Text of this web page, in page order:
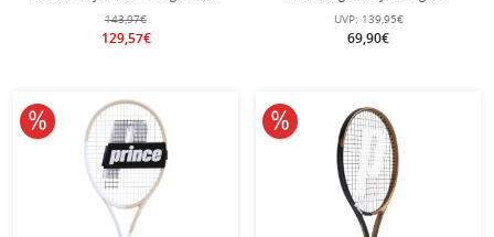
2025 rot - unbesaitet -
143,97€
129,57€
besaitet -
UVP: 139,95€
69,90€
10% reduziert 10% reduziert